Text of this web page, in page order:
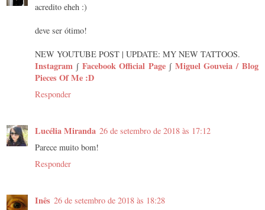
acredito eheh :)
deve ser ótimo!
NEW YOUTUBE POST | UPDATE: MY NEW TATTOOS.
Instagram ∫ Facebook Official Page ∫ Miguel Gouveia / Blog
Pieces Of Me :D
Responder
Lucélia Miranda 26 de setembro de 2018 às 17:12
Parece muito bom!
Responder
Inês 26 de setembro de 2018 às 18:28